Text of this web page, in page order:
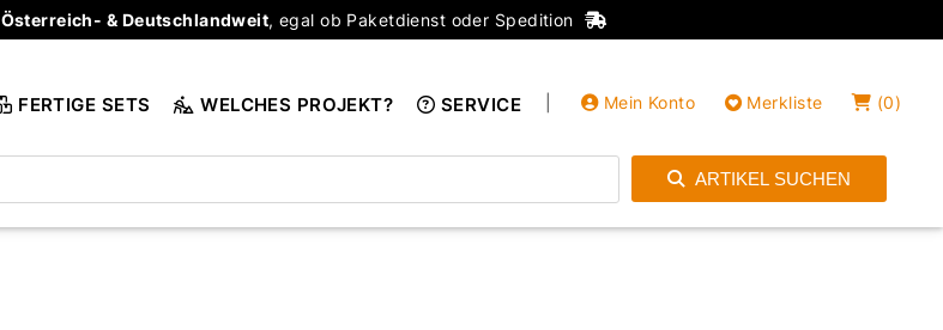
Österreich- & Deutschlandweit, egal ob Paketdienst oder Spedition
Mein Konto
Einloggen
Merkliste (0)
FERTIGE SETS WELCHES PROJEKT? SERVICE
ARTIKEL SUCHEN